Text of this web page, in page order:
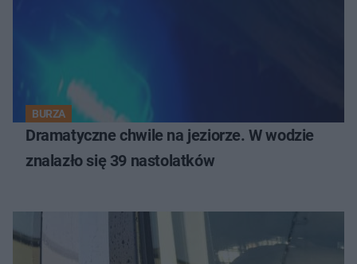
BURZA
Dramatyczne chwile na jeziorze. W wodzie
znalazło się 39 nastolatków